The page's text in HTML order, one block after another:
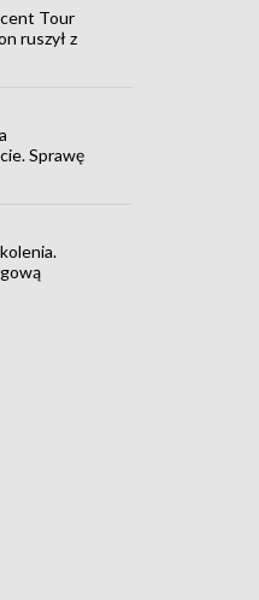
Tour
ruszył z
Sprawę